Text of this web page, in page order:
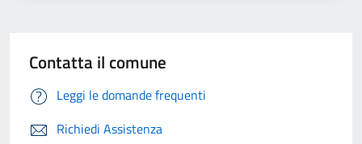
Contatta il comune
Leggi le domande frequenti
Richiedi Assistenza